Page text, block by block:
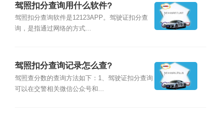
驾照扣分查询用什么软件?
驾照扣分查询软件是12123APP。驾驶证扣分查
询，是指通过网络的方式...
驾照扣分查询记录怎么查?
驾照查分数的查询方法如下：1、驾驶证扣分查询
可以在交警相关微信公众号和...